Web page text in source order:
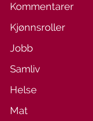
Kommentarer
Kjønnsroller
Jobb
Samliv
Helse
Mat